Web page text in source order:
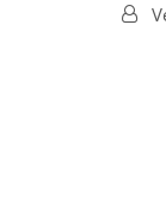
Von: